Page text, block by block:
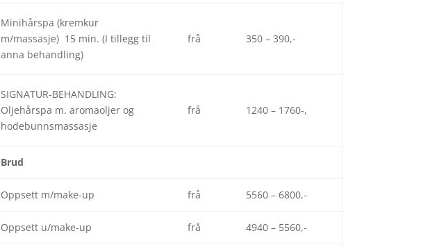
Minihårspa (kremkur
m/massasje) 15 min. (I tillegg til
anna behandling)
frå 350 – 390,-
SIGNATUR-BEHANDLING:
Oljehårspa m. aromaoljer og
hodebunnsmassasje
frå 1240 – 1760-,
Brud
Oppsett m/make-up frå 5560 – 6800,-
Oppsett u/make-up frå 4940 – 5560,-